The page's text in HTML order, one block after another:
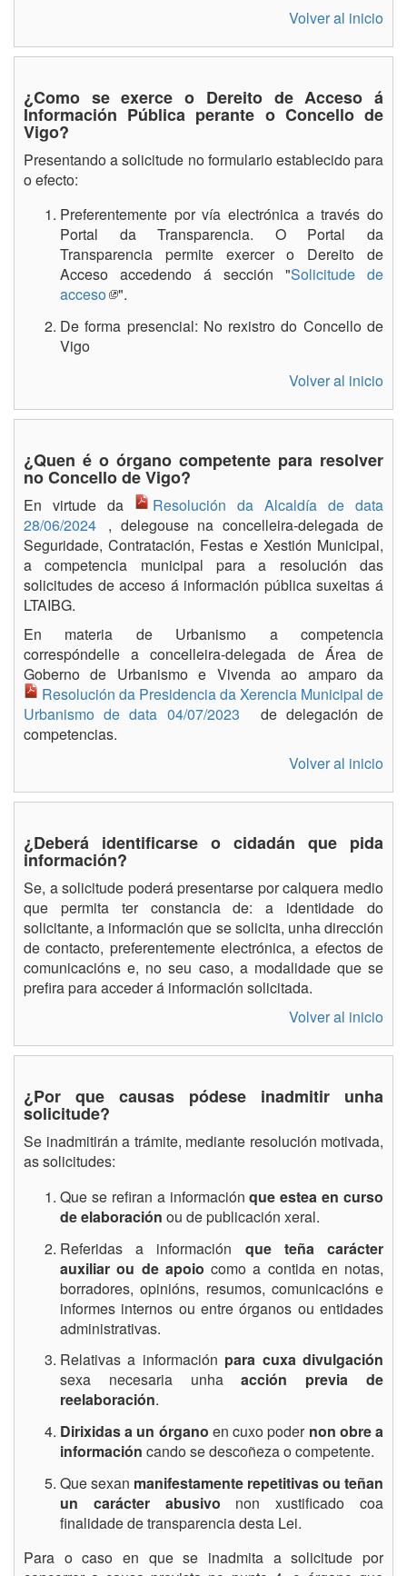
Volver al inicio
¿Como se exerce o Dereito de Acceso á
Información Pública perante o Concello de
Vigo?
Presentando a solicitude no formulario establecido para
o efecto:
Preferentemente por vía electrónica a través do
Portal da Transparencia. O Portal da
Transparencia permite exercer o Dereito de
Acceso accedendo á sección "Solicitude de
acceso ".
De forma presencial: No rexistro do Concello de
Vigo
Volver al inicio
¿Quen é o órgano competente para resolver
no Concello de Vigo?
En virtude da
Resolución da Alcaldía de data
28/06/2024
, delegouse na concelleira-delegada de
Seguridade, Contratación, Festas e Xestión Municipal,
a competencia municipal para a resolución das
solicitudes de acceso á información pública suxeitas á
LTAIBG.
En materia de Urbanismo a competencia
correspóndelle a concelleira-delegada de Área de
Goberno de Urbanismo e Vivenda ao amparo da
Resolución da Presidencia da Xerencia Municipal de
Urbanismo de data 04/07/2023
de delegación de
competencias.
Volver al inicio
¿Deberá identificarse o cidadán que pida
información?
Se, a solicitude poderá presentarse por calquera medio
que permita ter constancia de: a identidade do
solicitante, a información que se solicita, unha dirección
de contacto, preferentemente electrónica, a efectos de
comunicacións e, no seu caso, a modalidade que se
prefira para acceder á información solicitada.
Volver al inicio
¿Por que causas pódese inadmitir unha
solicitude?
Se inadmitirán a trámite, mediante resolución motivada,
as solicitudes:
Que se refiran a informaciónque estea en curso
de elaboración ou de publicación xeral.
Referidas a información que teña carácter
auxiliar ou de apoio como a contida en notas,
borradores, opinións, resumos, comunicacións e
informes internos ou entre órganos ou entidades
administrativas.
Relativas a información para cuxa divulgación
sexa necesaria unhaacción previa de
reelaboración.
Dirixidas a un órgano en cuxo poder non obre a
información cando se descoñeza o competente.
Que sexan manifestamente repetitivas ou teñan
un carácter abusivo non xustificado coa
finalidade de transparencia desta Lei.
Para o caso en que se inadmita a solicitude por